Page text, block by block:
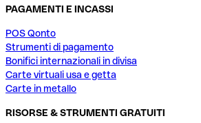
PAGAMENTI E INCASSI
POS Qonto
Strumenti di pagamento
Bonifici internazionali in divisa
Carte virtuali usa e getta
Carte in metallo
RISORSE & STRUMENTI GRATUITI